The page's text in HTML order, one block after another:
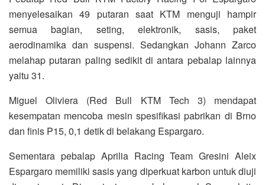
menyelesaikan 49 putaran saat KTM menguji hampir
semua bagian, seting, elektronik, sasis, paket
aerodinamika dan suspensi. Sedangkan Johann Zarco
melahap putaran paling sedikit di antara pebalap lainnya
yaitu 31.
Miguel Oliviera (Red Bull KTM Tech 3) mendapat
kesempatan mencoba mesin spesifikasi pabrikan di Brno
dan finis P15, 0,1 detik di belakang Espargaro.
Sementara pebalap Aprilia Racing Team Gresini Aleix
Espargaro memiliki sasis yang diperkuat karbon untuk diuji